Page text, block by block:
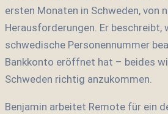
ersten Monaten in Schweden, von
Herausforderungen. Er beschreibt,
schwedische Personennummer
Bankkonto eröffnet hat – beides
Schweden richtig anzukommen.
Benjamin arbeitet Remote für ein